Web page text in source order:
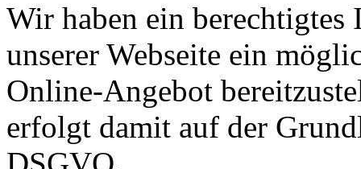
Wir haben ein berechtigtes
unserer Webseite ein
Online-Angebot
erfolgt damit auf der